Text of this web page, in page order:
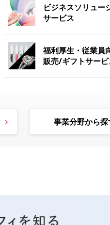
ビジネスソリュー
サービス
福利厚生・従業員
販売/ギフトサービ
事業分野から探